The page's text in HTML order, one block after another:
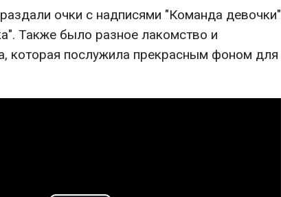
очки с надписями "Команда девочки"
Также было разное лакомство и
которая послужила прекрасным фоном для